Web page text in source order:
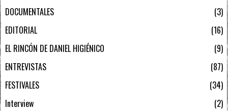
DOCUMENTALES
3
EDITORIAL
16
EL RINCÓN DE DANIEL HIGIÉNICO
9
ENTREVISTAS
87
FESTIVALES
34
Interview
2